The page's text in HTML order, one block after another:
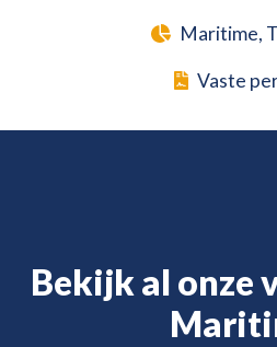
Maritime,
Vaste
Bekijk al onze